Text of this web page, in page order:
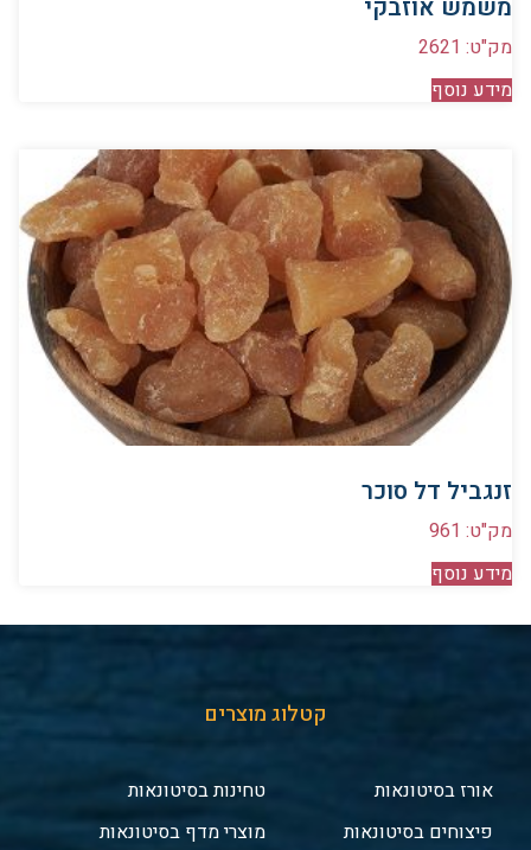
משמש אוזבקי
מק"ט: 2621
מידע נוסף
זנגביל דל סוכר
מק"ט: 961
מידע נוסף
קטלוג מוצרים
אורז בסיטונאות
פיצוחים בסיטונאות
טחינות בסיטונאות
מוצרי מדף בסיטונאות